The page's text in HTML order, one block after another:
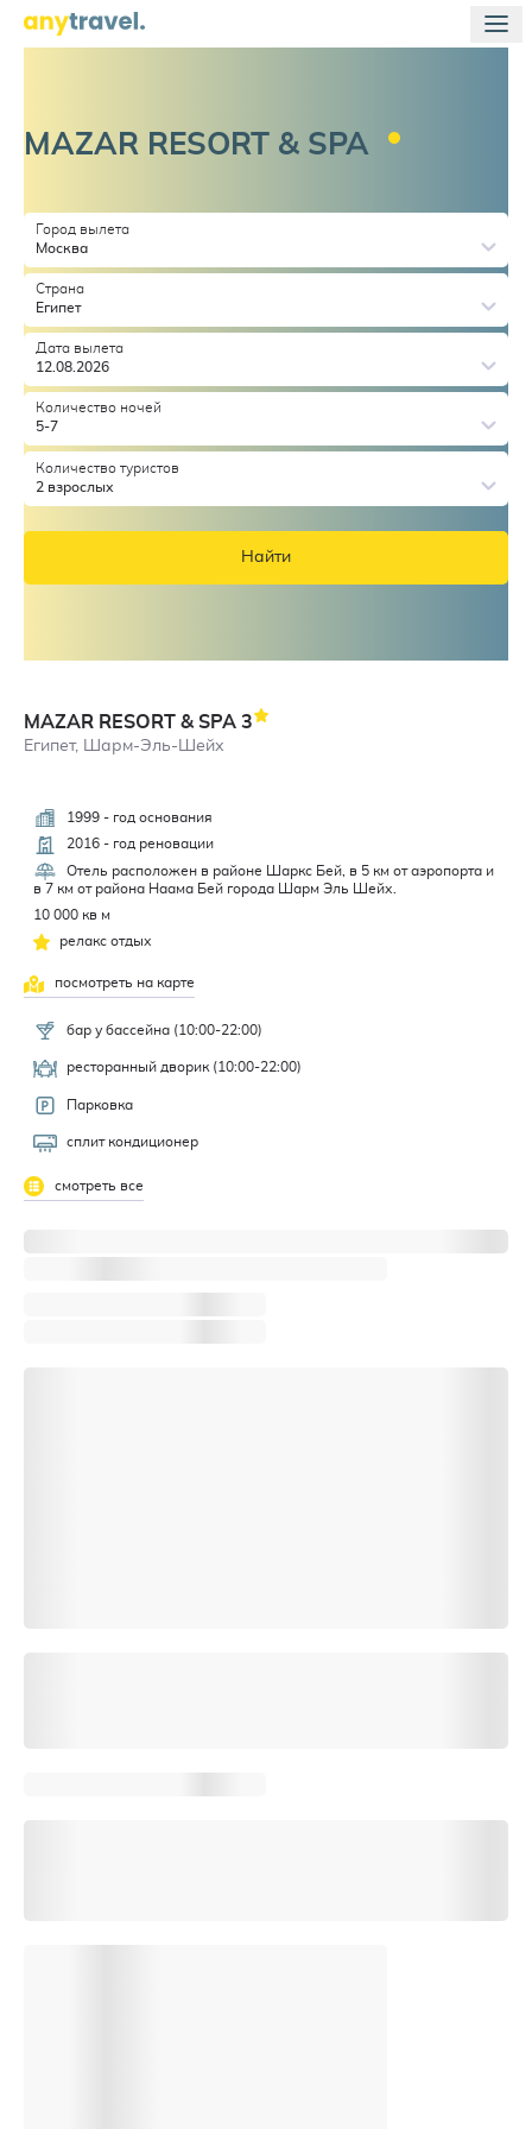
MAZAR RESORT & SPA
Город вылета
Москва
Страна
Египет
Дата вылета
12.08.2026
Количество ночей
5-7
Количество туристов
2 взрослых
Найти
MAZAR RESORT & SPA 3
Египет, Шарм-Эль-Шейх
1999 - год основания
2016 - год реновации
Отель расположен в районе Шаркс Бей, в 5 км от аэропорта и
в 7 км от района Наама Бей города Шарм Эль Шейх.
10 000 кв м
релакс отдых
посмотреть на карте
бар у бассейна (10:00-22:00)
ресторанный дворик (10:00-22:00)
Парковка
сплит кондиционер
смотреть все